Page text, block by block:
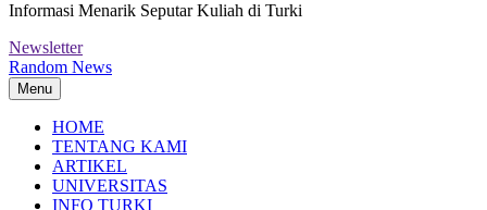
Informasi Menarik Seputar Kuliah di Turki
Newsletter
Random News
Menu
HOME
TENTANG KAMI
ARTIKEL
UNIVERSITAS
INFO TURKI